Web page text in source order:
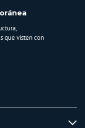
que visten con